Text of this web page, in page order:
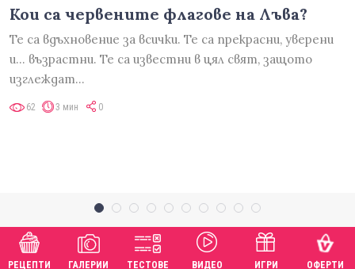
Кои са червените флагове на Лъва?
Те са вдъхновение за всички. Те са прекрасни, уверени
и... възрастни. Те са известни в цял свят, защото
изглеждат…
62 3 мин 0
РЕЦЕПТИ ГАЛЕРИИ ТЕСТОВЕ ВИДЕО ИГРИ ОФЕРТИ